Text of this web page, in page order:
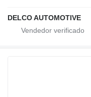
DELCO AUTOMOTIVE